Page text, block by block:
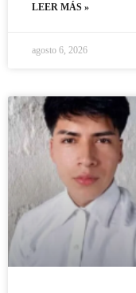
LEER MÁS »
agosto 6, 2026